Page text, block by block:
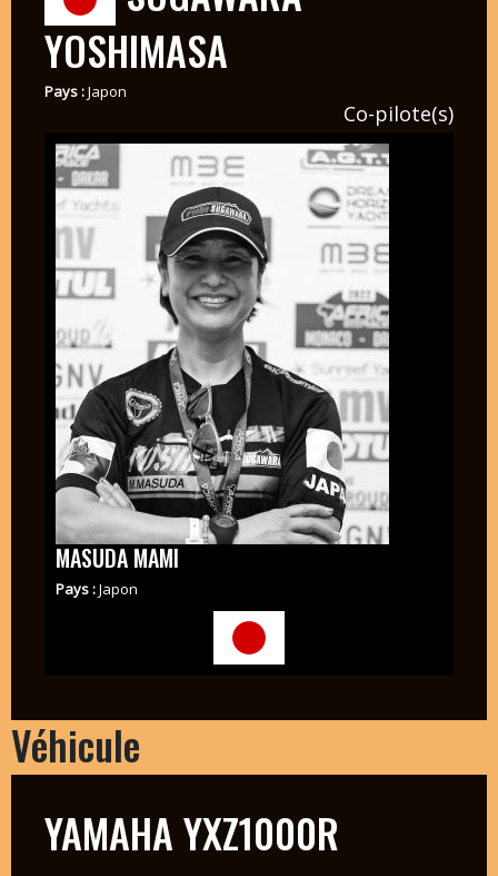
YOSHIMASA
Pays :Japon
Co-pilote(s)
MASUDA MAMI
Pays :Japon
Véhicule
YAMAHA YXZ1000R